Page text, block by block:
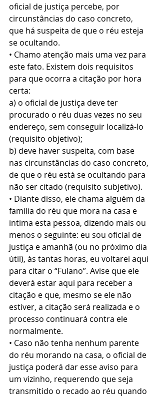
oficial de justiça percebe, por
circunstâncias do caso concreto,
que há suspeita de que o réu esteja
se ocultando.
• Chamo atenção mais uma vez para
este fato. Existem dois requisitos
para que ocorra a citação por hora
certa:
a) o oficial de justiça deve ter
procurado o réu duas vezes no seu
endereço, sem conseguir localizá-lo
(requisito objetivo);
b) deve haver suspeita, com base
nas circunstâncias do caso concreto,
de que o réu está se ocultando para
não ser citado (requisito subjetivo).
• Diante disso, ele chama alguém da
família do réu que mora na casa e
intima esta pessoa, dizendo mais ou
menos o seguinte: eu sou oficial de
justiça e amanhã (ou no próximo dia
útil), às tantas horas, eu voltarei aqui
para citar o “Fulano”. Avise que ele
deverá estar aqui para receber a
citação e que, mesmo se ele não
estiver, a citação será realizada e o
processo continuará contra ele
normalmente.
• Caso não tenha nenhum parente
do réu morando na casa, o oficial de
justiça poderá dar esse aviso para
um vizinho, requerendo que seja
transmitido o recado ao réu quando